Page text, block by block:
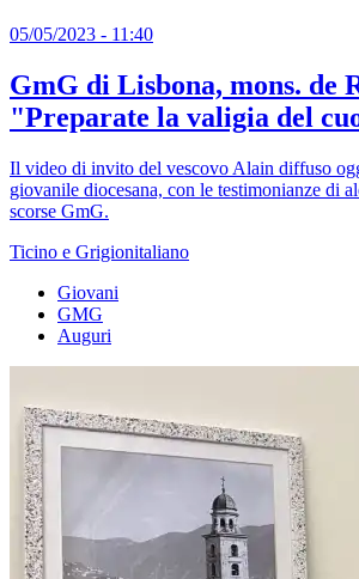
05/05/2023 - 11:40
GmG di Lisbona, mons. de
"Preparate la valigia del
Il video di invito del vescovo Alain diffuso
giovanile diocesana, con le testimonianze di
scorse GmG.
Ticino e Grigionitaliano
Giovani
GMG
Auguri